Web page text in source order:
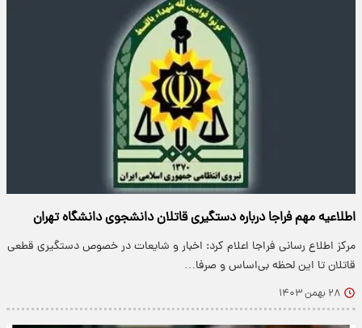
اطلاعیه مهم فراجا درباره دستگیری قاتلان دانشجوی دانشگاه تهران
مرکز اطلاع رسانی فراجا اعلام کرد: اخبار و شایعات در خصوص دستگیری قطعی
قاتلان تا این لحظه بی‌اساس و صرفا…
۲۸ بهمن ۱۴۰۳